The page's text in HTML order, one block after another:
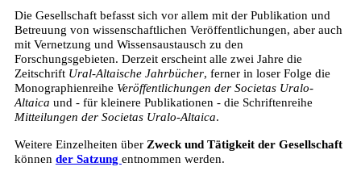
Die Gesellschaft befasst sich vor allem mit der Publikation und
Betreuung von wissenschaftlichen Veröffentlichungen, aber auch
mit Vernetzung und Wissensaustausch zu den
Forschungsgebieten. Derzeit erscheint alle zwei Jahre die
Zeitschrift Ural-Altaische Jahrbücher, ferner in loser Folge die
Monographienreihe Veröffentlichungen der Societas Uralo-
Altaica und - für kleinere Publikationen - die Schriftenreihe
Mitteilungen der Societas Uralo-Altaica.
Weitere Einzelheiten überZweck und Tätigkeit der Gesellschaft
können der Satzung entnommen werden.